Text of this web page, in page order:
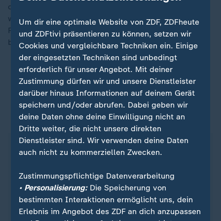
der ersten Vierschanzentournee für Frauen abgelöst
werden soll, hatte Freitag rund um den Jahreswechsel
Rang zwei hinter der derzeit überragenden Prevc
belegt.
Two Nights Tour: Prevc Gesamtsiegerin hinter
Freitag
ZDFsportstudio auf WhatsApp
Um dir eine optimale Website von ZDF, ZDFheute
und ZDFtivi präsentieren zu können, setzen wir
Cookies und vergleichbare Techniken ein. Einige
der eingesetzten Techniken sind unbedingt
erforderlich für unser Angebot. Mit deiner
Zustimmung dürfen wir und unsere Dienstleister
darüber hinaus Informationen auf deinem Gerät
speichern und/oder abrufen. Dabei geben wir
deine Daten ohne deine Einwilligung nicht an
Dritte weiter, die nicht unsere direkten
Dienstleister sind. Wir verwenden deine Daten
auch nicht zu kommerziellen Zwecken.
Zustimmungspflichtige Datenverarbeitung
• Personalisierung:Die Speicherung von
bestimmten Interaktionen ermöglicht uns, dein
Erlebnis im Angebot des ZDF an dich anzupassen